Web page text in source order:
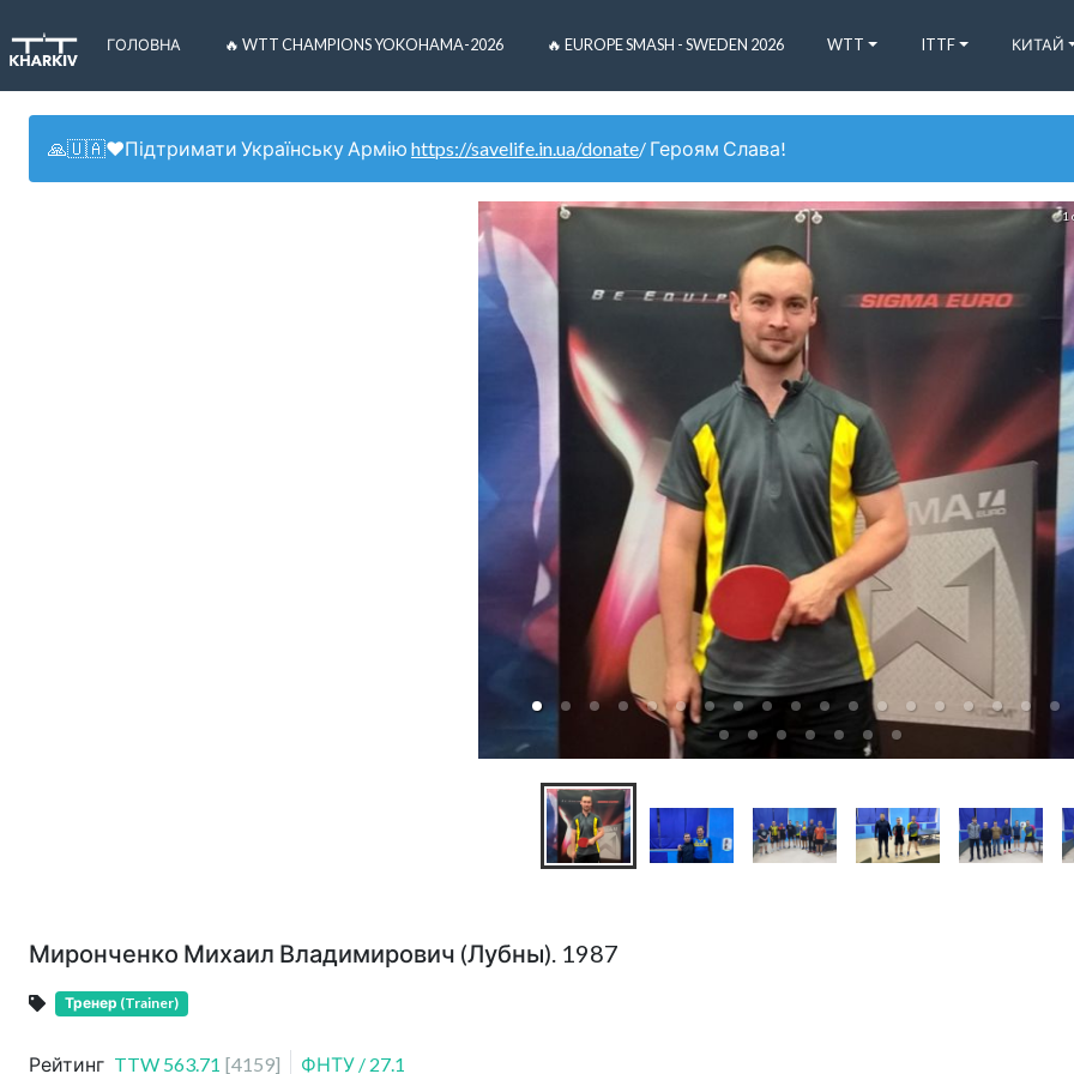
ГОЛОВНА 🔥 WTT CHAMPIONS YOKOHAMA-2026 🔥 EUROPE SMASH - SWEDEN 2026 WTT ITTF КИТАЙ
🙏🇺🇦❤️Підтримати Українську Армію https://savelife.in.ua/donate/ Героям Слава!
1
Миронченко Михаил Владимирович (Лубны). 1987
Тренер (Trainer)
Рейтинг TTW 563.71 [4159] ФНТУ / 27.1